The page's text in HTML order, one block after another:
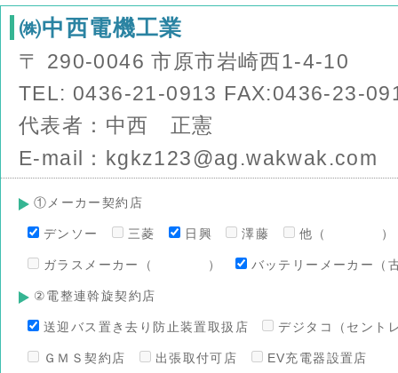
㈱中西電機工業
〒 290-0046 市原市岩崎西1-4-10
TEL: 0436-21-0913 FAX:0436-23-
代表者：中西 正憲
E-mail：kgkz123@ag.wakwak.com
①メーカー契約店
デンソー 三菱 日興 澤藤 他（ ）
ガラスメーカー（ ） バッテリーメーカー（
②電整連斡旋契約店
送迎バス置き去り防止装置取扱店 デジタコ（セント
ＧＭＳ契約店 出張取付可店 EV充電器設置店